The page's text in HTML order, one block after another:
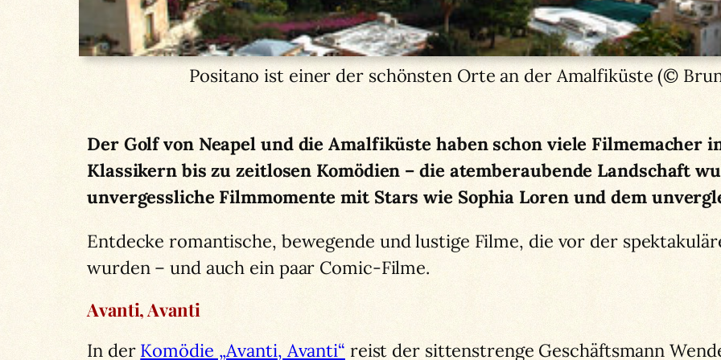
Positano ist einer der schönsten Orte an der Amalfiküste (©
Der Golf von Neapel und die Amalfiküste haben schon viele Filmemacher
Klassikern bis zu zeitlosen Komödien – die atemberaubende Landschaft
unvergessliche Filmmomente mit Stars wie Sophia Loren und dem
Entdecke romantische, bewegende und lustige Filme, die vor der
wurden – und auch ein paar Comic-Filme.
Avanti, Avanti
In der Komödie „Avanti, Avanti“ reist der sittenstrenge Geschäftsmann